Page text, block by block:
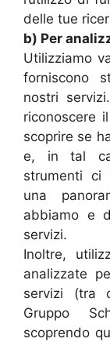
delle tue
b) Per
Utilizziamo
forniscono
nostri
riconoscere
scoprire se
e, in tal
strumenti ci
una
abbiamo e
servizi.
Inoltre,
analizzate
servizi (tra
Gruppo
scoprendo